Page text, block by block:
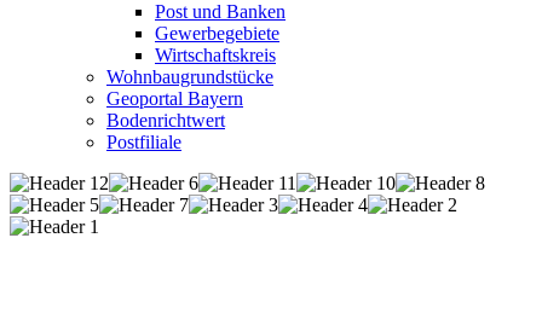
Post und Banken
Gewerbegebiete
Wirtschaftskreis
Wohnbaugrundstücke
Geoportal Bayern
Bodenrichtwert
Postfiliale